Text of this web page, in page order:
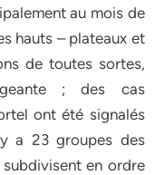
au mois de
hauts – plateaux et
de toutes sortes,
; des cas
ont été signalés
a 23 groupes des
en ordre